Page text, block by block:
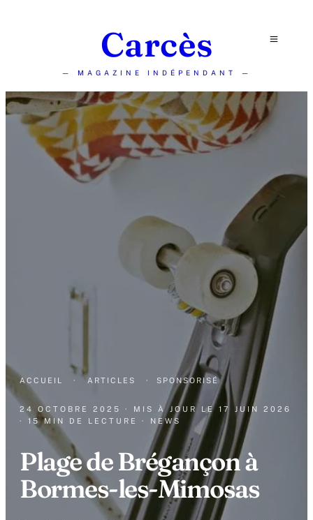
Carcès
— MAGAZINE INDÉPENDANT —
ACCUEIL · ARTICLES · SPONSORISÉ
24 OCTOBRE 2025 · MIS À JOUR LE 17 JUIN 2026
· 15 MIN DE LECTURE
· NEWS
Plage de Brégançon à
Bormes-les-Mimosas